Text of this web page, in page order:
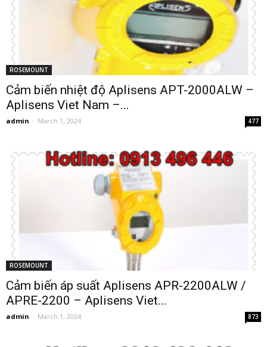
ROSEMOUNT
Cảm biến nhiệt độ Aplisens APT-2000ALW –
Aplisens Viet Nam –...
admin - March 1, 2024 477
ROSEMOUNT
Cảm biến áp suất Aplisens APR-2200ALW /
APRE-2200 – Aplisens Viet...
admin - March 1, 2024 873